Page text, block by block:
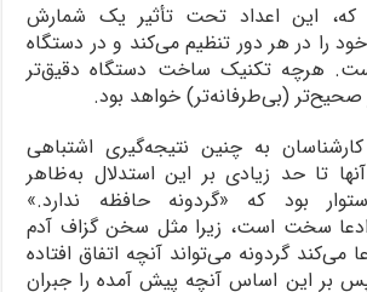
این اعداد تحت تأثیر یک شمارش
را در هر دور تنظیم می‌کند و در دستگاه
هرچه تکنیک ساخت دستگاه دقیق‌تر
(بی‌طرفانه‌تر) خواهد بود.
به چنین نتیجه‌گیری اشتباهی
تا حد زیادی بر این استدلال به‌ظاهر
بود که «گردونه حافظه ندارد.»
ادعا سخت است، زیرا مثل سخن گزاف آدم
می‌کند گردونه می‌تواند آنچه اتفاق افتاده
بر این اساس آنچه پیش آمده را جبران